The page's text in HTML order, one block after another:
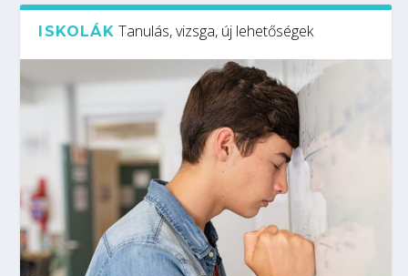
ISKOLÁK Tanulás, vizsga, új lehetőségek